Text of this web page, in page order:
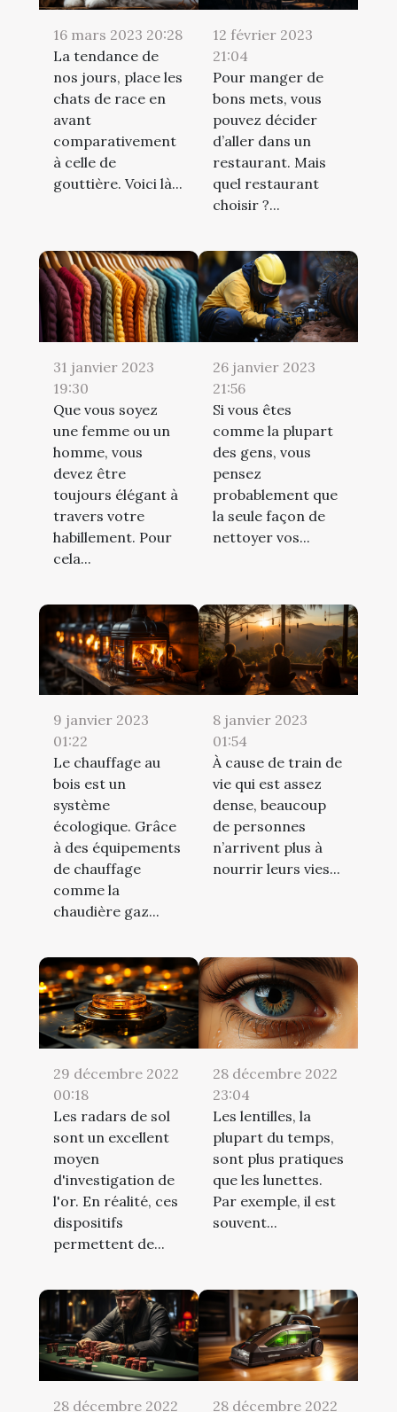
16 mars 2023 20:28
La tendance de
nos jours, place les
chats de race en
avant
comparativement
à celle de
gouttière. Voici là...
12 février 2023
21:04
Pour manger de
bons mets, vous
pouvez décider
d’aller dans un
restaurant. Mais
quel restaurant
choisir ?...
31 janvier 2023
19:30
Que vous soyez
une femme ou un
homme, vous
devez être
toujours élégant à
travers votre
habillement. Pour
cela...
26 janvier 2023
21:56
Si vous êtes
comme la plupart
des gens, vous
pensez
probablement que
la seule façon de
nettoyer vos...
9 janvier 2023
01:22
Le chauffage au
bois est un
système
écologique. Grâce
à des équipements
de chauffage
comme la
chaudière gaz...
8 janvier 2023
01:54
À cause de train de
vie qui est assez
dense, beaucoup
de personnes
n’arrivent plus à
nourrir leurs vies...
29 décembre 2022
00:18
Les radars de sol
sont un excellent
moyen
d'investigation de
l'or. En réalité, ces
dispositifs
permettent de...
28 décembre 2022
23:04
Les lentilles, la
plupart du temps,
sont plus pratiques
que les lunettes.
Par exemple, il est
souvent...
28 décembre 2022 28 décembre 2022